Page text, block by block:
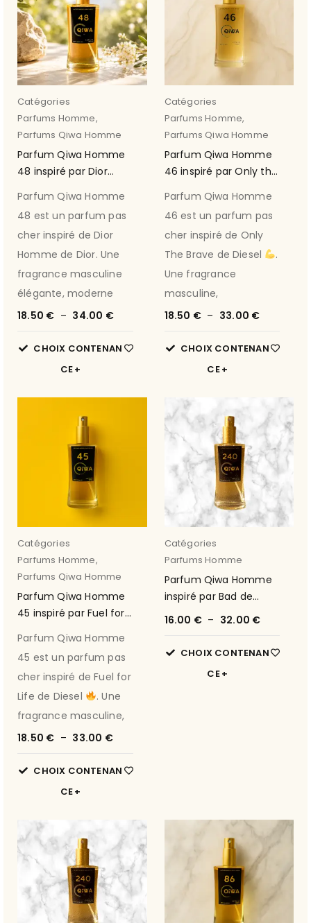
Catégories
Parfums Homme,
Parfums Qiwa Homme
Parfum Qiwa Homme
48 inspiré par Dior
Parfum Qiwa Homme
48 est un parfum pas
cher inspiré de Dior
Homme de Dior. Une
fragrance masculine
élégante, moderne
18.50 € – 34.00 €
CHOIX CONTENAN
CE
Catégories
Parfums Homme,
Parfums Qiwa Homme
Parfum Qiwa Homme
46 inspiré par Only the
Parfum Qiwa Homme
46 est un parfum pas
cher inspiré de Only
The Brave de Diesel
.
Une fragrance
masculine,
18.50 € – 33.00 €
CHOIX CONTENAN
CE
Catégories
Parfums Homme,
Parfums Qiwa Homme
Parfum Qiwa Homme
45 inspiré par Fuel for
Parfum Qiwa Homme
45 est un parfum pas
cher inspiré de Fuel for
Life de Diesel
. Une
fragrance masculine,
18.50 € – 33.00 €
CHOIX CONTENAN
CE
Catégories
Parfums Homme
Parfum Qiwa Homme
inspiré par Bad de
Diesel 44
16.00 € – 32.00 €
CHOIX CONTENAN
CE